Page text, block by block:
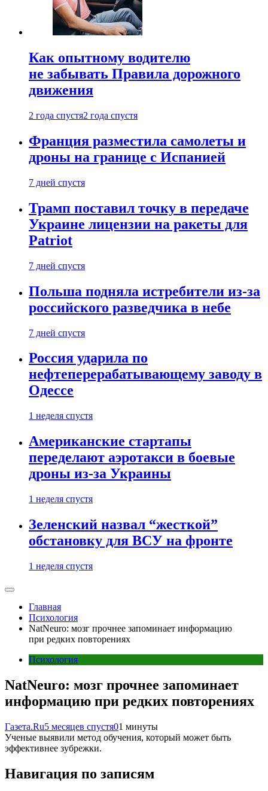
Как опытному водителю
не забывать Правила дорожного
движения
2 года спустя2 года спустя
Франция разместила самолеты и
дроны на границе с Испанией
7 дней спустя
Трамп поставил точку в передаче
Украине лицензии на ракеты для
Patriot
7 дней спустя
Польша подняла истребители из-за
российского разведчика в небе
7 дней спустя
Россия ударила по
нефтеперерабатывающему заводу в
Одессе
1 неделя спустя
Американские стартапы
переделают аэротакси в боевые
дроны из-за Украины
1 неделя спустя
Зеленский назвал “жесткой”
обстановку для ВСУ на фронте
1 неделя спустя
Главная
Психология
NatNeuro: мозг прочнее запоминает информацию
при редких повторениях
Психология
NatNeuro: мозг прочнее запоминает
информацию при редких повторениях
Газета.Ru5 месяцев спустя01 минуты
Ученые выявили метод обучения, который может быть
эффективнее зубрежки.
Навигация по записям